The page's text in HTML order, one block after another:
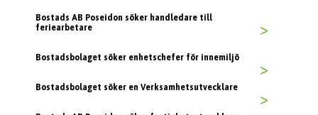
Bostads AB Poseidon söker handledare till
feriearbetare
>
Bostadsbolaget söker enhetschefer för innemiljö
>
Bostadsbolaget söker en Verksamhetsutvecklare
>